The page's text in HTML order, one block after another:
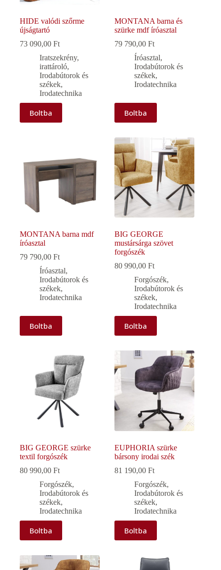
HIDE valódi szőrme
újságtartó
73 090,00 Ft
Iratszekrény,
irattároló,
Irodabútorok és
székek,
Irodatechnika
Boltba
MONTANA barna és
szürke mdf íróasztal
79 790,00Ft
Íróasztal,
Irodabútorok és
székek,
Irodatechnika
Boltba
MONTANA barna mdf
íróasztal
79 790,00 Ft
Íróasztal,
Irodabútorok és
székek,
Irodatechnika
Boltba
BIG GEORGE
mustársárga szövet
forgószék
80 990,00Ft
Forgószék,
Irodabútorok és
székek,
Irodatechnika
Boltba
BIG GEORGE szürke
textil forgószék
80 990,00 Ft
Forgószék,
Irodabútorok és
székek,
Irodatechnika
Boltba
EUPHORIA szürke
bársony irodai szék
81 190,00Ft
Forgószék,
Irodabútorok és
székek,
Irodatechnika
Boltba